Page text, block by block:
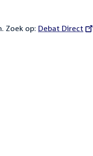
Zoek op: External
Debat Direct